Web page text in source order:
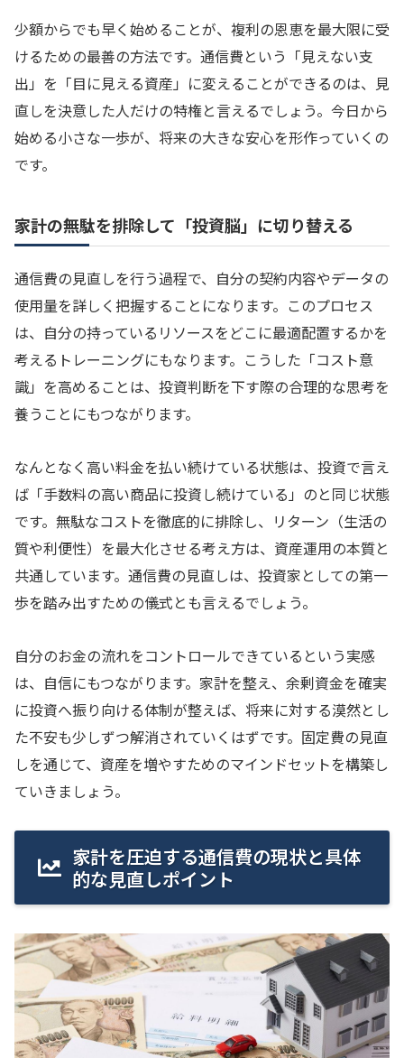
少額からでも早く始めることが、複利の恩恵を最大限に受
けるための最善の方法です。通信費という「見えない支
出」を「目に見える資産」に変えることができるのは、見
直しを決意した人だけの特権と言えるでしょう。今日から
始める小さな一歩が、将来の大きな安心を形作っていくの
です。
家計の無駄を排除して「投資脳」に切り替える
通信費の見直しを行う過程で、自分の契約内容やデータの
使用量を詳しく把握することになります。このプロセス
は、自分の持っているリソースをどこに最適配置するかを
考えるトレーニングにもなります。こうした「コスト意
識」を高めることは、投資判断を下す際の合理的な思考を
養うことにもつながります。
なんとなく高い料金を払い続けている状態は、投資で言え
ば「手数料の高い商品に投資し続けている」のと同じ状態
です。無駄なコストを徹底的に排除し、リターン（生活の
質や利便性）を最大化させる考え方は、資産運用の本質と
共通しています。通信費の見直しは、投資家としての第一
歩を踏み出すための儀式とも言えるでしょう。
自分のお金の流れをコントロールできているという実感
は、自信にもつながります。家計を整え、余剰資金を確実
に投資へ振り向ける体制が整えば、将来に対する漠然とし
た不安も少しずつ解消されていくはずです。固定費の見直
しを通じて、資産を増やすためのマインドセットを構築し
ていきましょう。
家計を圧迫する通信費の現状と具体
的な見直しポイント